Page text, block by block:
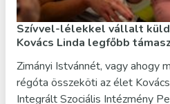
Szívvel-lélekkel vállalt
Kovács Linda legfőbb
Zimányi Istvánnét, vagy ahogy
régóta összeköti az élet
Integrált Szociális Intézmény